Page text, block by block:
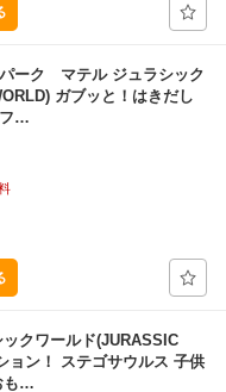
ーク マテル ジュラシック
ガブッと！はきだし
フ…
クワールド(JURASSIC
ン！ ステゴサウルス 子供
も…